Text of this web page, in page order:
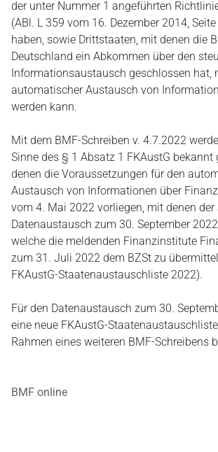
der unter Nummer 1 angeführten
(ABl. L 359 vom 16. Dezember 2014,
haben, sowie Drittstaaten, mit denen die
Deutschland ein Abkommen über den
Informationsaustausch geschlossen hat,
automatischer Austausch von
werden kann.
Mit dem BMF-Schreiben v. 4.7.2022
Sinne des § 1 Absatz 1 FKAustG bekannt
denen die Voraussetzungen für den
Austausch von Informationen über
vom 4. Mai 2022 vorliegen, mit denen
Datenaustausch zum 30. September
welche die meldenden Finanzinstitute
zum 31. Juli 2022 dem BZSt zu
FKAustG-Staatenaustauschliste 2022).
Für den Datenaustausch zum 30.
eine neue FKAustG-
Rahmen eines weiteren BMF-Schreibens
BMF online